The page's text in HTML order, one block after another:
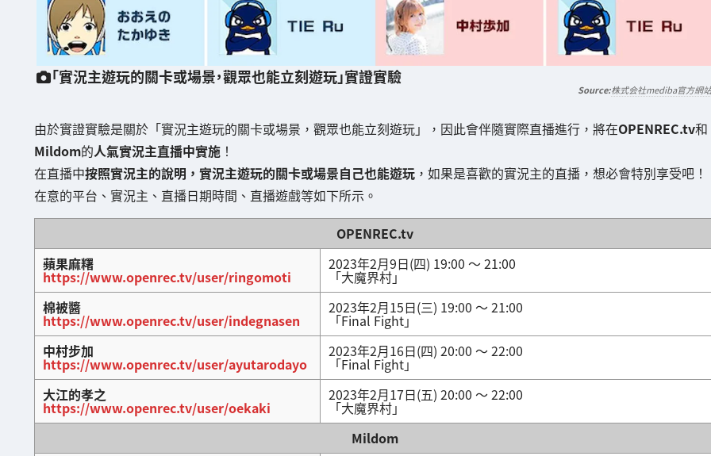
「實況主遊玩的關卡或場景，觀眾也能立刻遊玩」實證實驗
株式会社mediba官方網站
由於實證實驗是關於「實況主遊玩的關卡或場景，觀眾也能立刻遊玩」，因此會伴隨實際直播進行，將在OPENREC.tv和
Mildom的人氣實況主直播中實施！
在直播中按照實況主的說明，實況主遊玩的關卡或場景自己也能遊玩，如果是喜歡的實況主的直播，想必會特別享受吧！
在意的平台、實況主、直播日期時間、直播遊戲等如下所示。
OPENREC.tv
蘋果麻糬
https://www.openrec.tv/user/ringomoti
2023年2月9日(四) 19:00 ～ 21:00
「大魔界村」
棉被醬
https://www.openrec.tv/user/indegnasen
2023年2月15日(三) 19:00 ～ 21:00
「Final Fight」
中村步加
https://www.openrec.tv/user/ayutarodayo
2023年2月16日(四) 20:00 ～ 22:00
「Final Fight」
大江的孝之
https://www.openrec.tv/user/oekaki
2023年2月17日(五) 20:00 ～ 22:00
「大魔界村」
Mildom